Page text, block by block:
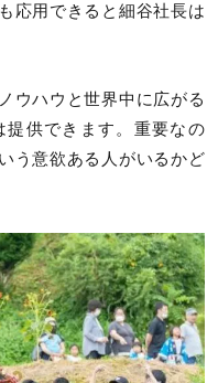
応用できると細谷社長は
ウハウと世界中に広がる
提供できます。重要なの
う意欲ある人がいるかど